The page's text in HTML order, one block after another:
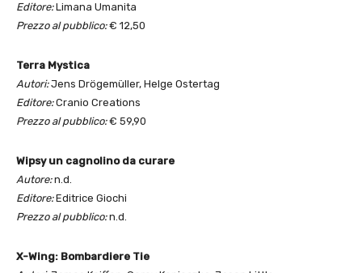
Editore:Limana Umanita
Prezzo al pubblico:€ 12,50
Terra Mystica
Autori:Jens Drögemüller, Helge Ostertag
Editore:Cranio Creations
Prezzo al pubblico:€ 59,90
Wipsy un cagnolino da curare
Autore:n.d.
Editore:Editrice Giochi
Prezzo al pubblico:n.d.
X-Wing: Bombardiere Tie